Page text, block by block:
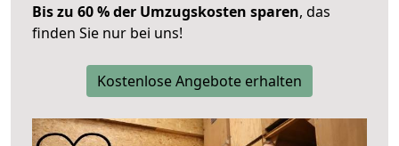
Bis zu 60 % der Umzugskosten sparen, das
finden Sie nur bei uns!
Kostenlose Angebote erhalten